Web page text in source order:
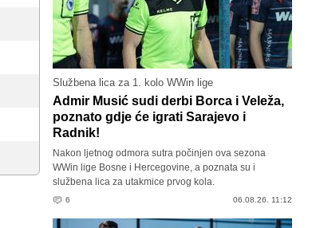
Službena lica za 1. kolo WWin lige
Admir Musić sudi derbi Borca i Veleža,
poznato gdje će igrati Sarajevo i
Radnik!
Nakon ljetnog odmora sutra počinjen ova sezona
WWin lige Bosne i Hercegovine, a poznata su i
službena lica za utakmice prvog kola.
6 06.08.26. 11:12